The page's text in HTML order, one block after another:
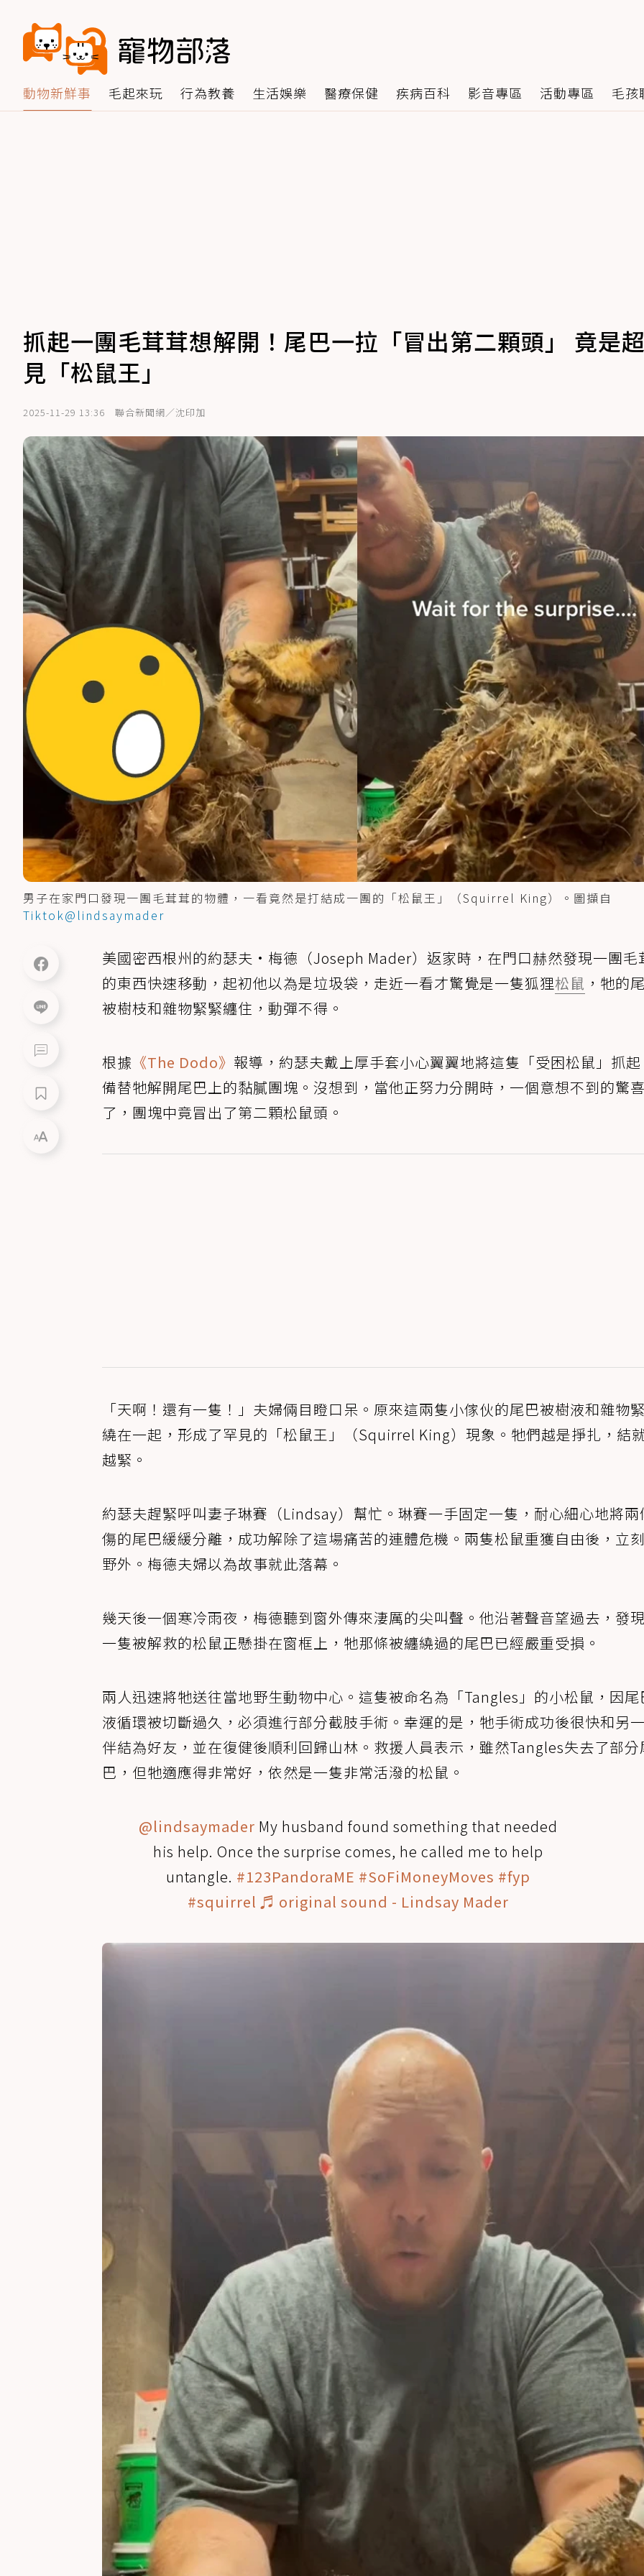
動物新鮮事 毛起來玩 行為教養 生活娛樂 醫療保健 疾病百科 影音專區 活動專區 毛孩
抓起一團毛茸茸想解開！尾巴一拉「冒出第二顆頭」 竟是
見「松鼠王」
2025-11-29 13:36 聯合新聞網／沈印加
男子在家門口發現一團毛茸茸的物體，一看竟然是打結成一團的「松鼠王」（Squirrel King）。圖擷自
Tiktok@lindsaymader
美國密西根州的約瑟夫·梅德（Joseph Mader）返家時，在門口赫然發現一團毛
的東西快速移動，起初他以為是垃圾袋，走近一看才驚覺是一隻狐狸松鼠 ，牠的
被樹枝和雜物緊緊纏住，動彈不得。
根據 《The Dodo》 報導，約瑟夫戴上厚手套小心翼翼地將這隻「受困松鼠」抓
備替牠解開尾巴上的黏膩團塊。沒想到，當他正努力分開時，一個意想不到的驚
了，團塊中竟冒出了第二顆松鼠頭。
「天啊！還有一隻！」夫婦倆目瞪口呆。原來這兩隻小傢伙的尾巴被樹液和雜物
繞在一起，形成了罕見的「松鼠王」（Squirrel King）現象。牠們越是掙扎，結
越緊。
約瑟夫趕緊呼叫妻子琳賽（Lindsay）幫忙。琳賽一手固定一隻，耐心細心地將兩
傷的尾巴緩緩分離，成功解除了這場痛苦的連體危機。兩隻松鼠重獲自由後，立
野外。梅德夫婦以為故事就此落幕。
幾天後一個寒冷雨夜，梅德聽到窗外傳來淒厲的尖叫聲。他沿著聲音望過去，發
一隻被解救的松鼠正懸掛在窗框上，牠那條被纏繞過的尾巴已經嚴重受損。
兩人迅速將牠送往當地野生動物中心。這隻被命名為「Tangles」的小松鼠，因尾
液循環被切斷過久，必須進行部分截肢手術。幸運的是，牠手術成功後很快和另
伴結為好友，並在復健後順利回歸山林。救援人員表示，雖然Tangles失去了部分
巴，但牠適應得非常好，依然是一隻非常活潑的松鼠。
@lindsaymader My husband found something that needed
his help. Once the surprise comes, he called me to help
untangle. #123PandoraME #SoFiMoneyMoves #fyp
#squirrel ♬ original sound - Lindsay Mader